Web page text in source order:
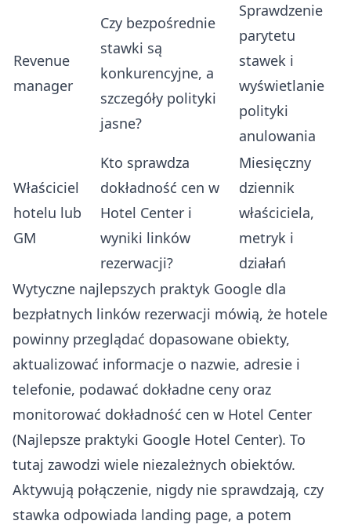
Revenue
manager
Czy bezpośrednie
stawki są
konkurencyjne, a
szczegóły polityki
jasne?
Sprawdzenie
parytetu
stawek i
wyświetlanie
polityki
anulowania
Właściciel
hotelu lub
GM
Kto sprawdza
dokładność cen w
Hotel Center i
wyniki linków
rezerwacji?
Miesięczny
dziennik
właściciela,
metryk i
działań
Wytyczne najlepszych praktyk Google dla
bezpłatnych linków rezerwacji mówią, że hotele
powinny przeglądać dopasowane obiekty,
aktualizować informacje o nazwie, adresie i
telefonie, podawać dokładne ceny oraz
monitorować dokładność cen w Hotel Center
(Najlepsze praktyki Google Hotel Center). To
tutaj zawodzi wiele niezależnych obiektów.
Aktywują połączenie, nigdy nie sprawdzają, czy
stawka odpowiada landing page, a potem